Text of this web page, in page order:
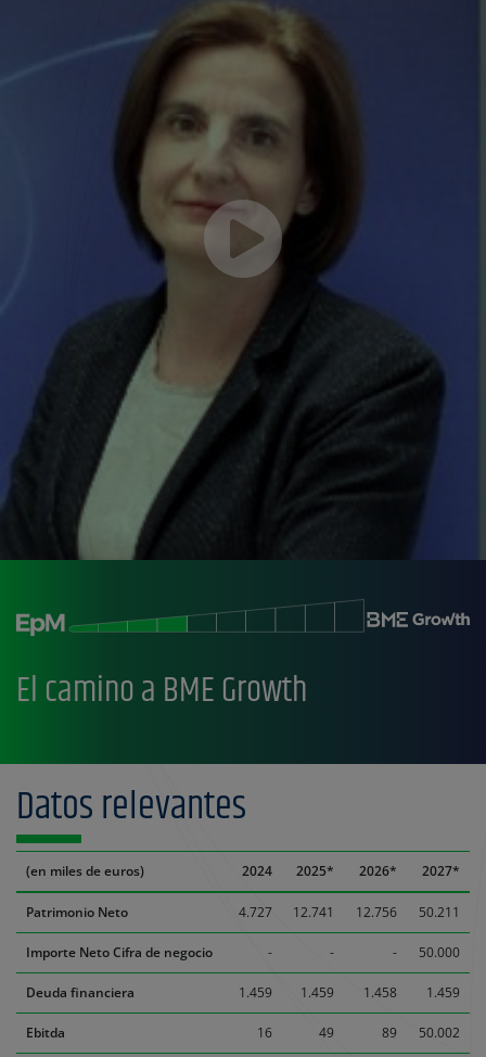
El camino a BME Growth
Datos relevantes
(en miles de euros) 2024 2025* 2026* 2027*
Patrimonio Neto 4.727 12.741 12.756 50.211
Importe Neto Cifra de negocio - - - 50.000
Deuda financiera 1.459 1.459 1.458 1.459
Ebitda 16 49 89 50.002